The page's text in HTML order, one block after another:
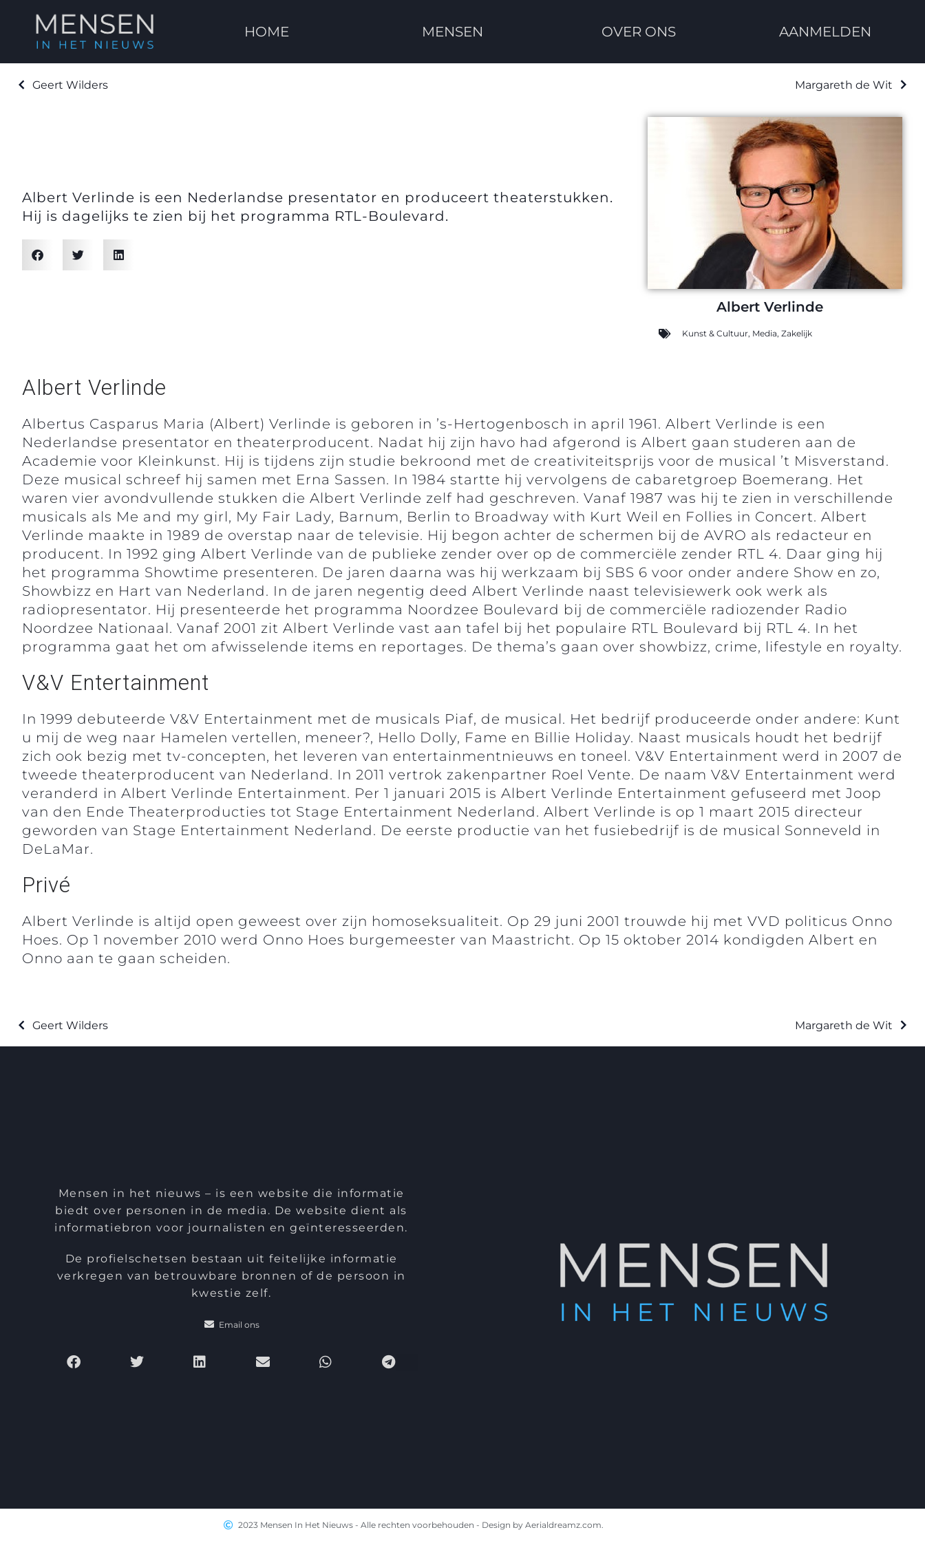
HOME MENSEN OVER ONS AANMELDEN
Geert Wilders Margareth de Wit
Albert Verlinde is een Nederlandse presentator en produceert theaterstukken.
Hij is dagelijks te zien bij het programma RTL-Boulevard.
Albert Verlinde
Kunst & Cultuur, Media, Zakelijk
Albert Verlinde
Albertus Casparus Maria (Albert) Verlinde is geboren in ’s-Hertogenbosch in april 1961. Albert Verlinde is een
Nederlandse presentator en theaterproducent. Nadat hij zijn havo had afgerond is Albert gaan studeren aan de
Academie voor Kleinkunst. Hij is tijdens zijn studie bekroond met de creativiteitsprijs voor de musical ’t Misverstand.
Deze musical schreef hij samen met Erna Sassen. In 1984 startte hij vervolgens de cabaretgroep Boemerang. Het
waren vier avondvullende stukken die Albert Verlinde zelf had geschreven. Vanaf 1987 was hij te zien in verschillende
musicals als Me and my girl, My Fair Lady, Barnum, Berlin to Broadway with Kurt Weil en Follies in Concert. Albert
Verlinde maakte in 1989 de overstap naar de televisie. Hij begon achter de schermen bij de AVRO als redacteur en
producent. In 1992 ging Albert Verlinde van de publieke zender over op de commerciële zender RTL 4. Daar ging hij
het programma Showtime presenteren. De jaren daarna was hij werkzaam bij SBS 6 voor onder andere Show en zo,
Showbizz en Hart van Nederland. In de jaren negentig deed Albert Verlinde naast televisiewerk ook werk als
radiopresentator. Hij presenteerde het programma Noordzee Boulevard bij de commerciële radiozender Radio
Noordzee Nationaal. Vanaf 2001 zit Albert Verlinde vast aan tafel bij het populaire RTL Boulevard bij RTL 4. In het
programma gaat het om afwisselende items en reportages. De thema’s gaan over showbizz, crime, lifestyle en royalty.
V&V Entertainment
In 1999 debuteerde V&V Entertainment met de musicals Piaf, de musical. Het bedrijf produceerde onder andere: Kunt
u mij de weg naar Hamelen vertellen, meneer?, Hello Dolly, Fame en Billie Holiday. Naast musicals houdt het bedrijf
zich ook bezig met tv-concepten, het leveren van entertainmentnieuws en toneel. V&V Entertainment werd in 2007 de
tweede theaterproducent van Nederland. In 2011 vertrok zakenpartner Roel Vente. De naam V&V Entertainment werd
veranderd in Albert Verlinde Entertainment. Per 1 januari 2015 is Albert Verlinde Entertainment gefuseerd met Joop
van den Ende Theaterproducties tot Stage Entertainment Nederland. Albert Verlinde is op 1 maart 2015 directeur
geworden van Stage Entertainment Nederland. De eerste productie van het fusiebedrijf is de musical Sonneveld in
DeLaMar.
Privé
Albert Verlinde is altijd open geweest over zijn homoseksualiteit. Op 29 juni 2001 trouwde hij met VVD politicus Onno
Hoes. Op 1 november 2010 werd Onno Hoes burgemeester van Maastricht. Op 15 oktober 2014 kondigden Albert en
Onno aan te gaan scheiden.
Geert Wilders Margareth de Wit
Mensen in het nieuws – is een website die informatie
biedt over personen in de media. De website dient als
informatiebron voor journalisten en geïnteresseerden.
De profielschetsen bestaan uit feitelijke informatie
verkregen van betrouwbare bronnen of de persoon in
kwestie zelf.
Email ons
2023 Mensen In Het Nieuws - Alle rechten voorbehouden - Design by Aerialdreamz.com.